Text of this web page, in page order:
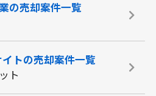
の売却案件一覧
トの売却案件一覧
ト